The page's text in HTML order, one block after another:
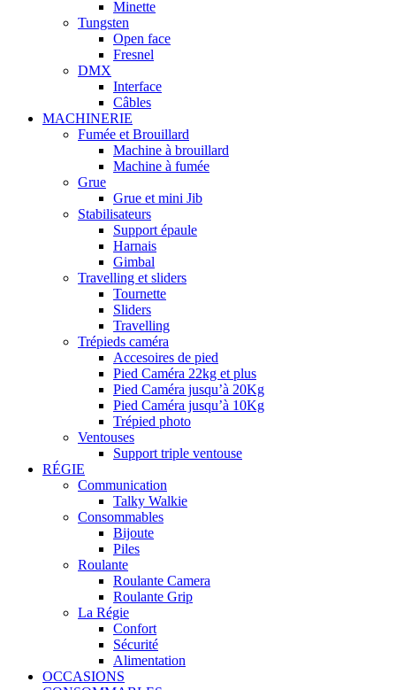
Minette
Tungsten
Open face
Fresnel
DMX
Interface
Câbles
MACHINERIE
Fumée et Brouillard
Machine à brouillard
Machine à fumée
Grue
Grue et mini Jib
Stabilisateurs
Support épaule
Harnais
Gimbal
Travelling et sliders
Tournette
Sliders
Travelling
Trépieds caméra
Accesoires de pied
Pied Caméra 22kg et plus
Pied Caméra jusqu’à 20Kg
Pied Caméra jusqu’à 10Kg
Trépied photo
Ventouses
Support triple ventouse
RÉGIE
Communication
Talky Walkie
Consommables
Bijoute
Piles
Roulante
Roulante Camera
Roulante Grip
La Régie
Confort
Sécurité
Alimentation
OCCASIONS